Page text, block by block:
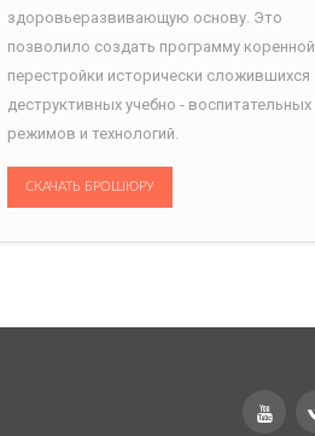
здоровьеразвивающую основу. Это
позволило создать программу коренной
перестройки исторически сложившихся
деструктивных учебно - воспитательных
режимов и технологий.
СКАЧАТЬ БРОШЮРУ